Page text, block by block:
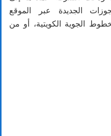
الجديدة عبر الموقع
الجوية الكويتية، أو من